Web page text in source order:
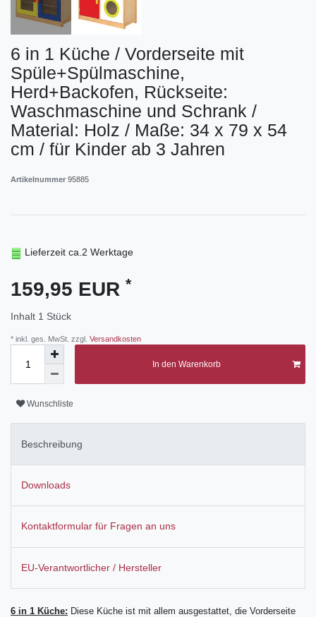
6 in 1 Küche / Vorderseite mit
Spüle+Spülmaschine,
Herd+Backofen, Rückseite:
Waschmaschine und Schrank /
Material: Holz / Maße: 34 x 79 x 54
cm / für Kinder ab 3 Jahren
Artikelnummer 95885
Lieferzeit ca.2 Werktage
159,95 EUR *
Inhalt 1 Stück
* inkl. ges. MwSt. zzgl. Versandkosten
In den Warenkorb
Wunschliste
Beschreibung
Downloads
Kontaktformular für Fragen an uns
EU-Verantwortlicher / Hersteller
6 in 1 Küche: Diese Küche ist mit allem ausgestattet, die Vorderseite